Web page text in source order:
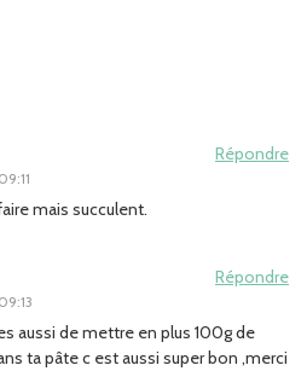
Répondre
mais succulent.
Répondre
aussi de mettre en plus 100g de
ta pâte c est aussi super bon ,merci